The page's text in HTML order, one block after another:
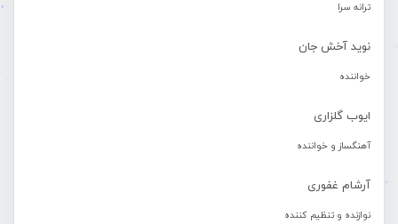
ترانه سرا
نوید آخش جان
خواننده
ایوب گلزاری
آهنگساز و خواننده
آرشام غفوری
نوازنده و تنظیم کننده